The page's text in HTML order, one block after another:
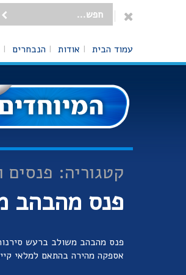
עמוד הבית אודות הנבחרים
קטגוריה: פנסים
פנס מהבהב
פנס מהבהב משולב ברעש
אספקה מהירה בהתאם למלאי